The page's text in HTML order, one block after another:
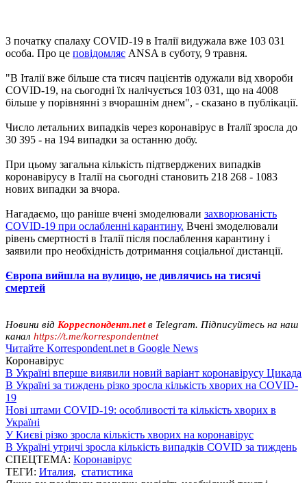
З початку спалаху COVID-19 в Італії видужала вже 103 031
особа. Про це повідомляє ANSA в суботу, 9 травня.
"В Італії вже більше ста тисяч пацієнтів одужали від хвороби
COVID-19, на сьогодні їх налічується 103 031, що на 4008
більше у порівнянні з вчорашнім днем", - сказано в публікації.
Число летальних випадків через коронавірус в Італії зросла до
30 395 - на 194 випадки за останню добу.
При цьому загальна кількість підтверджених випадків
коронавірусу в Італії на сьогодні становить 218 268 - 1083
нових випадки за вчора.
Нагадаємо, що раніше вчені змоделювали захворюваність
COVID-19 при ослабленні карантину. Вчені змоделювали
рівень смертності в Італії після послаблення карантину і
заявили про необхідність дотримання соціальної дистанції.
Європа вийшла на вулицю, не дивлячись на тисячі
смертей
Новини від Корреспондент.netв Telegram. Підписуйтесь на наш
канал https://t.me/korrespondentnet
Читайте Korrespondent.net в Google News
Коронавірус
В Україні вперше виявили новий варіант коронавірусу Цикада
В Україні за тиждень різко зросла кількість хворих на COVID-
19
Нові штами COVID-19: особливості та кількість хворих в
Україні
У Києві різко зросла кількість хворих на коронавірус
В Україні утричі зросла кількість випадків COVID за тиждень
СПЕЦТЕМА: Коронавірус
ТЕГИ: Италия, статистика